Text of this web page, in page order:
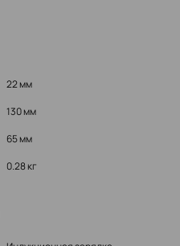
22 мм
130 мм
65 мм
0.28 кг